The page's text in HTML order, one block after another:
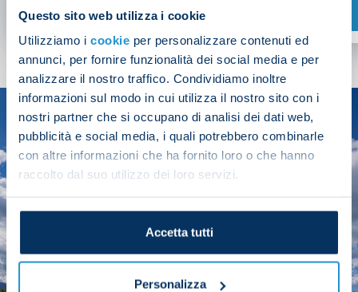
Questo sito web utilizza i cookie
Utilizziamo i cookie per personalizzare contenuti ed
annunci, per fornire funzionalità dei social media e per
analizzare il nostro traffico. Condividiamo inoltre
informazioni sul modo in cui utilizza il nostro sito con i
nostri partner che si occupano di analisi dei dati web,
pubblicità e social media, i quali potrebbero combinarle
con altre informazioni che ha fornito loro o che hanno
raccolto dal suo utilizzo dei loro servizi.
Accetta tutti
Personalizza
SHOP NOW
SEASON
2025/26
FOLLOW THE CHAMPS' JOURNEY